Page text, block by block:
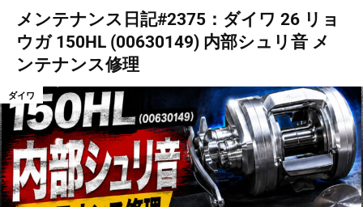
メンテナンス日記#2375：ダイワ 26 リョ
ウガ 150HL (00630149) 内部シュリ音 メ
ンテナンス修理
ダイワ